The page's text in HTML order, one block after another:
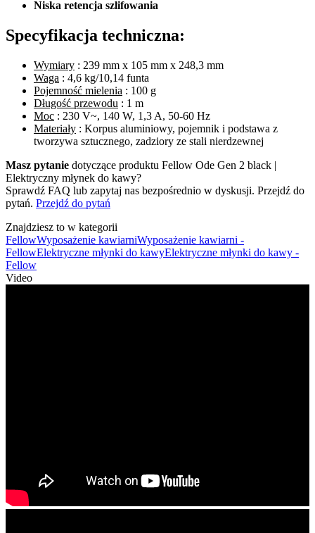
Niska retencja szlifowania
Specyfikacja techniczna:
Wymiary : 239 mm x 105 mm x 248,3 mm
Waga : 4,6 kg/10,14 funta
Pojemność mielenia : 100 g
Długość przewodu : 1 m
Moc : 230 V~, 140 W, 1,3 A, 50-60 Hz
Materiały : Korpus aluminiowy, pojemnik i podstawa z
tworzywa sztucznego, zadziory ze stali nierdzewnej
Masz pytanie dotyczące produktu Fellow Ode Gen 2 black |
Elektryczny młynek do kawy?
Sprawdź FAQ lub zapytaj nas bezpośrednio w dyskusji. Przejdź do
pytań. Przejdź do pytań
Znajdziesz to w kategorii
FellowWyposażenie kawiarniWyposażenie kawiarni -
FellowElektryczne młynki do kawyElektryczne młynki do kawy -
Fellow
Video